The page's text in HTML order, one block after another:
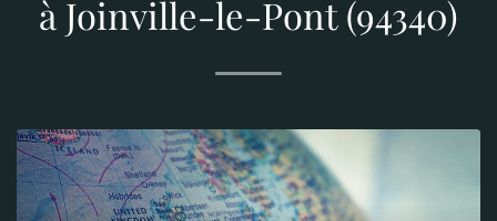
à Joinville-le-Pont (94340)